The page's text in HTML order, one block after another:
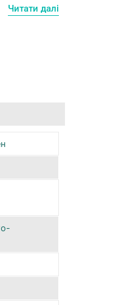
Читати далі